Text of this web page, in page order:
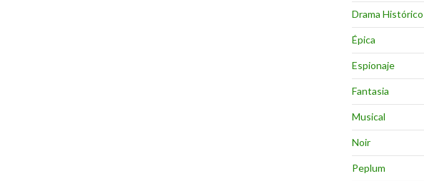
Drama Histórico
Épica
Espionaje
Fantasia
Musical
Noir
Peplum